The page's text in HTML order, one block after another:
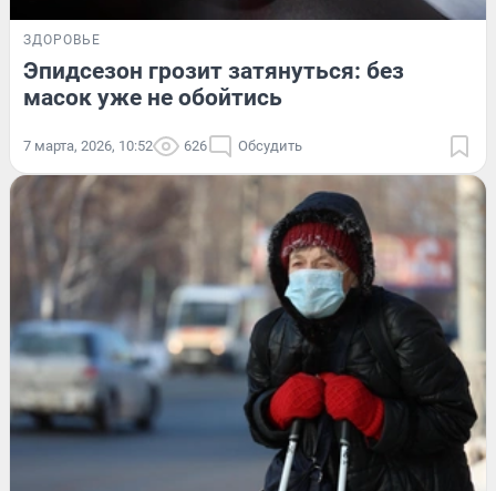
ЗДОРОВЬЕ
Эпидсезон грозит затянуться: без
масок уже не обойтись
7 марта, 2026, 10:52 626 Обсудить